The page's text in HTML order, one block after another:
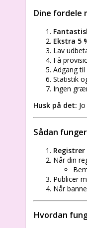
Dine fordele
Ekstra 5
Lav
Få
Adgang
Statistik
Ingen
Husk på det:
Sådan
Registrer
Når din
Publicer
Når
Hvordan